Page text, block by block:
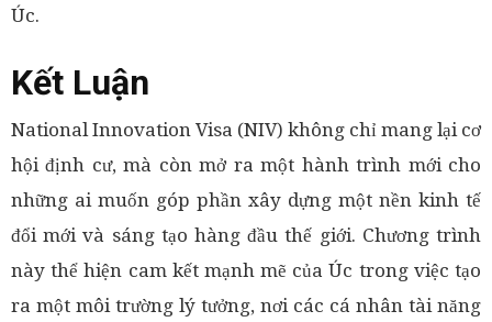
Úc.
Kết Luận
National Innovation Visa (NIV) không chỉ mang lại cơ
hội định cư, mà còn mở ra một hành trình mới cho
những ai muốn góp phần xây dựng một nền kinh tế
đổi mới và sáng tạo hàng đầu thế giới. Chương trình
này thể hiện cam kết mạnh mẽ của Úc trong việc tạo
ra một môi trường lý tưởng, nơi các cá nhân tài năng